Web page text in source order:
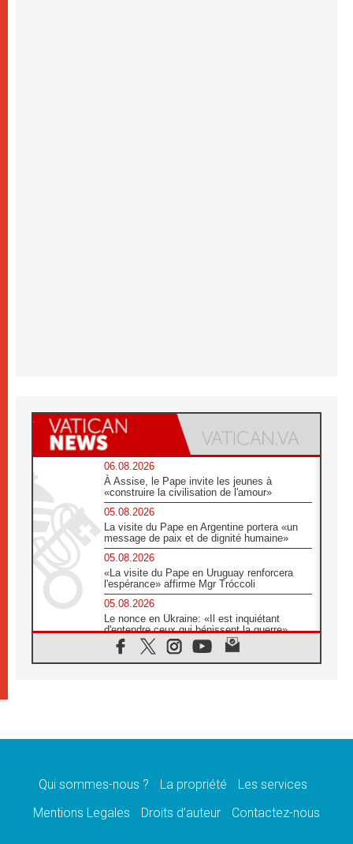
06.08.2026
À Assise, le Pape invite les jeunes à
«construire la civilisation de l'amour»
05.08.2026
La visite du Pape en Argentine portera «un
message de paix et de dignité humaine»
05.08.2026
«La visite du Pape en Uruguay renforcera
l'espérance» affirme Mgr Tróccoli
05.08.2026
Le nonce en Ukraine: «Il est inquiétant
d'entendre ceux qui bénissent la guerre»
05.08.2026
Léon XIV au Pérou, une lueur d'espoir pour
décès du cardinal Júlio Langa
Le Pape attendu en novembre en Uruguay,
Qui sommes-nous ? La propriété
Les services
Mentions Legales
Droits d’auteur Contactez-nous